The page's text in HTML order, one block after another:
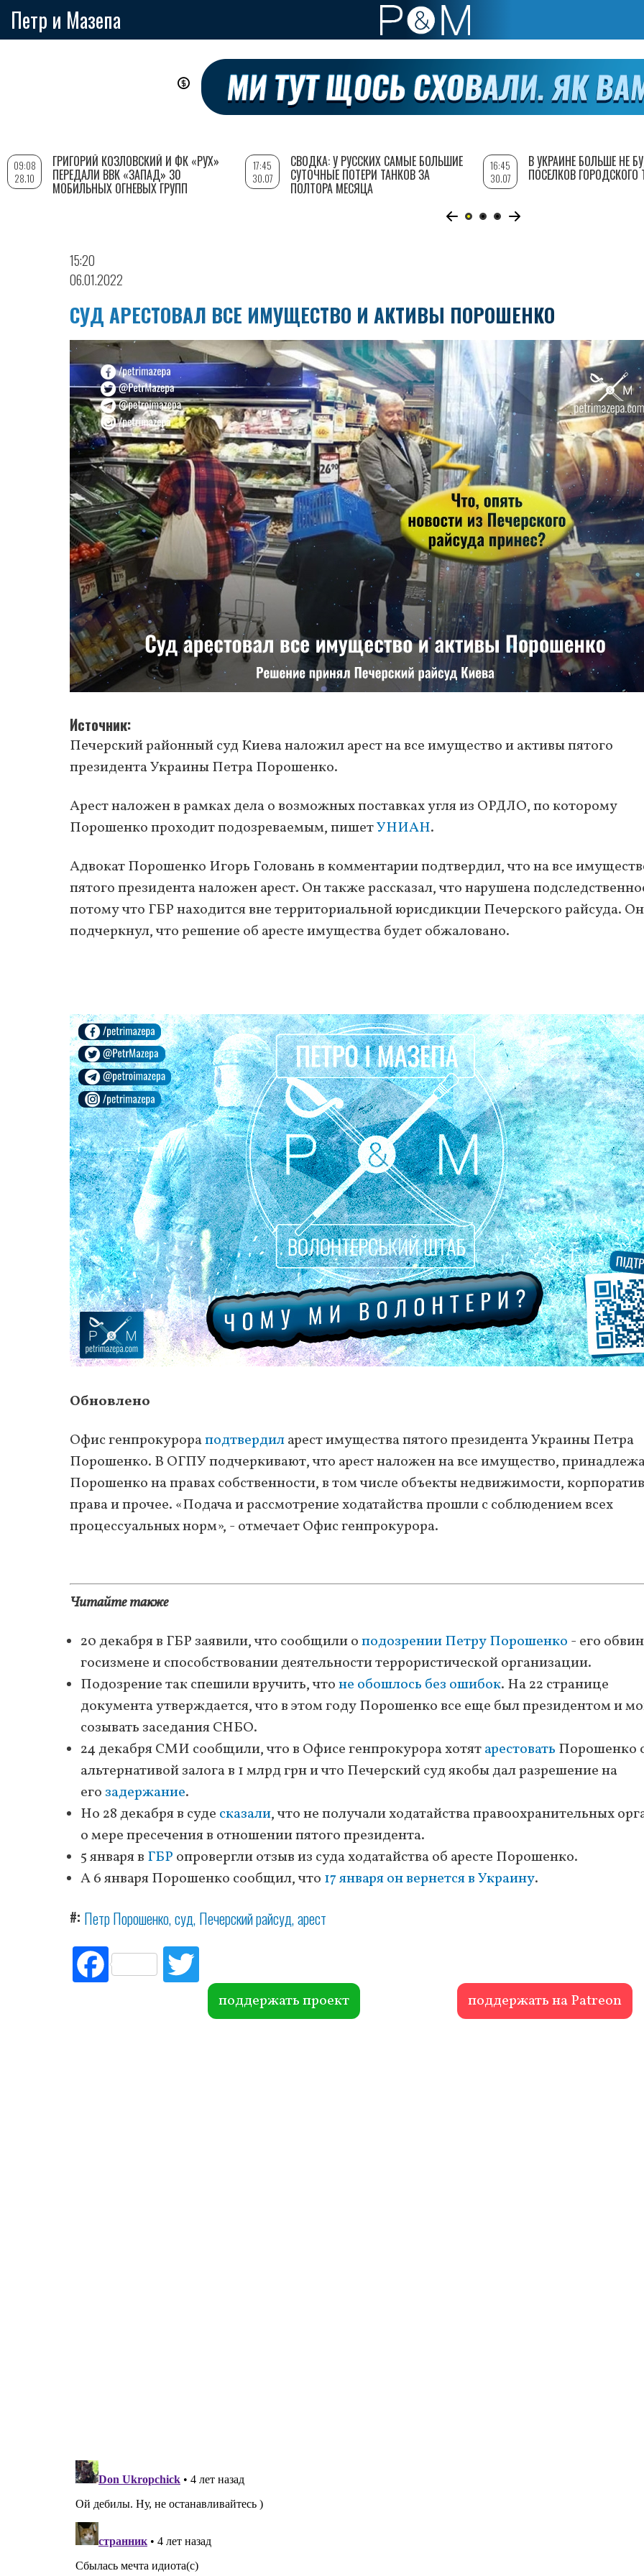
Петр и Мазепа
15:20
06.01.2022
СУД АРЕСТОВАЛ ВСЕ ИМУЩЕСТВО И АКТИВЫ ПОРОШЕНКО
Источник
Печерский районный суд Киева наложил арест на все имущество и активы пятого
президента Украины Петра Порошенко.
Арест наложен в рамках дела о возможных поставках угля из ОРДЛО, по которому
Порошенко проходит подозреваемым, пишетУНИАН.
Адвокат Порошенко Игорь Головань в комментарии подтвердил, что на все
пятого президента наложен арест. Он также рассказал, что нарушена
потому что ГБР находится вне территориальной юрисдикции Печерского райсуда. Он
подчеркнул, что решение об аресте имущества будет обжаловано.
Обновлено
Офис генпрокурораподтвердиларест имущества пятого президента Украины Петра
Порошенко. В ОГПУ подчеркивают, что арест наложен на все имущество,
Порошенко на правах собственности, в том числе объекты недвижимости,
права и прочее. «Подача и рассмотрение ходатайства прошли с соблюдением всех
процессуальных норм», - отмечает Офис генпрокурора.
Читайте также
20 декабря в ГБР заявили, что сообщили оподозрении Петру Порошенко - его
госизмене и способствовании деятельности террористической организации.
Подозрение так спешили вручить, чтоне обошлось без ошибок. На 22 странице
документа утверждается, что в этом году Порошенко все еще был президентом и
созывать заседания СНБО.
24 декабря СМИ сообщили, что в Офисе генпрокурора хотятарестовать Порошенко
альтернативой залога в 1 млрд грн и что Печерский суд якобы дал разрешение на
его задержание.
Но 28 декабря в суде сказали, что не получали ходатайства правоохранительных
о мере пресечения в отношении пятого президента.
5 января в ГБР опровергли отзыв из суда ходатайства об аресте Порошенко.
А 6 января Порошенко сообщил, что 17 января он вернется в Украину.
# Петр Порошенко суд Печерский райсуд арест
Fac
ebo itte
r поддержать проект поддержать на Patreon
09:08
28.10
ГРИГОРИЙ КОЗЛОВСКИЙ И ФК «РУХ»
ПЕРЕДАЛИ ВВК «ЗАПАД» 30
МОБИЛЬНЫХ ОГНЕВЫХ ГРУПП
17:45
30.07
СВОДКА: У РУССКИХ САМЫЕ БОЛЬШИЕ
СУТОЧНЫЕ ПОТЕРИ ТАНКОВ ЗА
ПОЛТОРА МЕСЯЦА
16:45
30.07
В УКРАИНЕ БОЛЬШЕ НЕ
ПОСЕЛКОВ ГОРОДСКОГО